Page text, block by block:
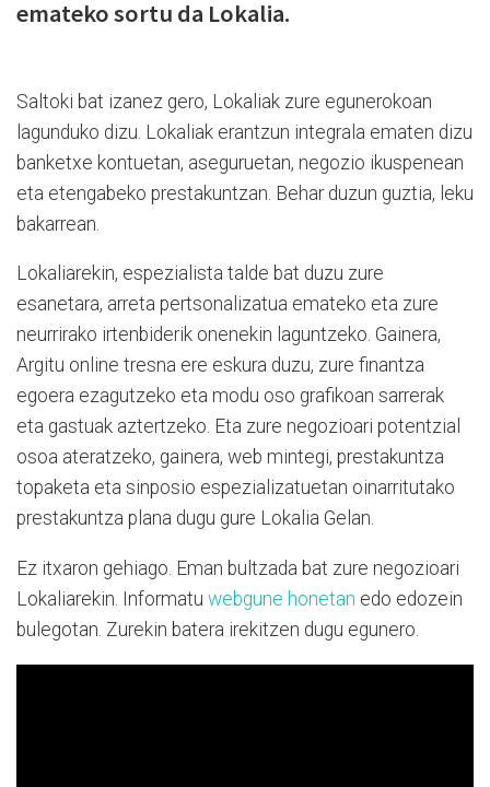
emateko sortu da Lokalia.
Saltoki bat izanez gero, Lokaliak zure egunerokoan
lagunduko dizu. Lokaliak erantzun integrala ematen dizu
banketxe kontuetan, aseguruetan, negozio ikuspenean
eta etengabeko prestakuntzan. Behar duzun guztia, leku
bakarrean.
Lokaliarekin, espezialista talde bat duzu zure
esanetara, arreta pertsonalizatua emateko eta zure
neurrirako irtenbiderik onenekin laguntzeko. Gainera,
Argitu online tresna ere eskura duzu, zure finantza
egoera ezagutzeko eta modu oso grafikoan sarrerak
eta gastuak aztertzeko. Eta zure negozioari potentzial
osoa ateratzeko, gainera, web mintegi, prestakuntza
topaketa eta sinposio espezializatuetan oinarritutako
prestakuntza plana dugu gure Lokalia Gelan.
Ez itxaron gehiago. Eman bultzada bat zure negozioari
Lokaliarekin. Informatu webgune honetan edo edozein
bulegotan. Zurekin batera irekitzen dugu egunero.